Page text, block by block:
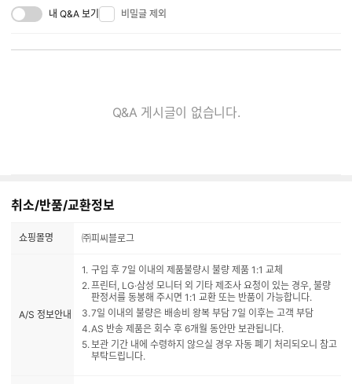
내 Q&A 보기 비밀글 제외
Q&A 게시글이 없습니다.
취소/반품/교환정보
쇼핑몰명 ㈜피씨블로그
A/S 정보안내
구입 후 7일 이내의 제품불량시 불량 제품 1:1 교체
프린터, LG·삼성 모니터 외 기타 제조사 요청이 있는 경우, 불량
판정서를 동봉해 주시면 1:1 교환 또는 반품이 가능합니다.
7일 이내의 불량은 배송비 왕복 부담 7일 이후는 고객 부담
AS 반송 제품은 회수 후 6개월 동안만 보관됩니다.
보관 기간 내에 수령하지 않으실 경우 자동 폐기 처리되오니 참고
부탁드립니다.